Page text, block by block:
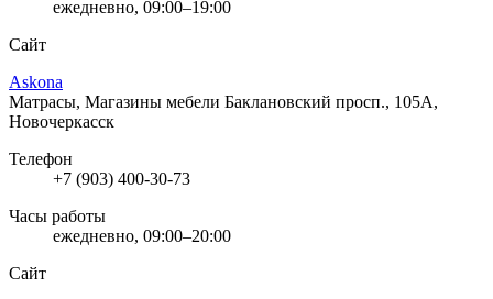
ежедневно, 09:00–19:00
Сайт
Askona
Матрасы, Магазины мебели Баклановский просп., 105А,
Новочеркасск
Телефон
+7 (903) 400-30-73
Часы работы
ежедневно, 09:00–20:00
Сайт